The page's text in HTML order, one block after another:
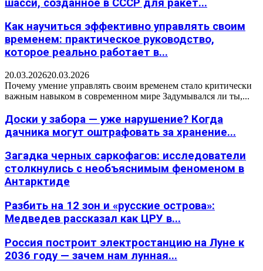
шасси, созданное в СССР для ракет...
Как научиться эффективно управлять своим
временем: практическое руководство,
которое реально работает в...
20.03.202620.03.2026
Почему умение управлять своим временем стало критически
важным навыком в современном мире Задумывался ли ты,...
Доски у забора — уже нарушение? Когда
дачника могут оштрафовать за хранение...
Загадка черных саркофагов: исследователи
столкнулись с необъяснимым феноменом в
Антарктиде
Разбить на 12 зон и «русские острова»:
Медведев рассказал как ЦРУ в...
Россия построит электростанцию на Луне к
2036 году — зачем нам лунная...